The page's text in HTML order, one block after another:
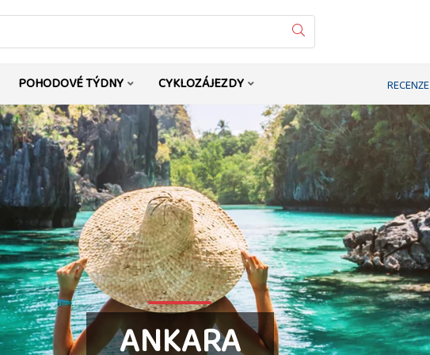
Vyhledat
POHODOVÉ TÝDNY CYKLOZÁJEZDY RECENZE
ANKARA